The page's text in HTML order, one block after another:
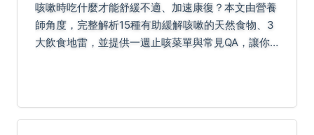
咳嗽時吃什麼才能舒緩不適、加速康復？本文由營養
師角度，完整解析15種有助緩解咳嗽的天然食物、3
大飲食地雷，並提供一週止咳菜單與常見QA，讓你